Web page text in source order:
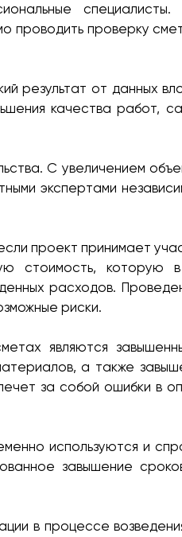
проводить проверку
результат от данных
качества работ,
С увеличением
экспертами
проект принимает
стоимость, которую
расходов.
риски.
являются
а также
за собой ошибки в
используются и
завышение
в процессе